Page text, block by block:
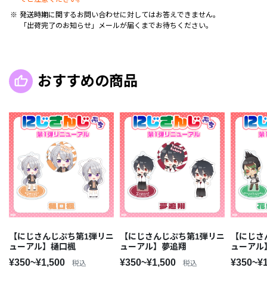
発送時期に関するお問い合わせに対してはお答えできません。
「出荷完了のお知らせ」メールが届くまでお待ちください。
おすすめの商品
【にじさんじぷち第1弾リニ
ューアル】樋口楓
¥350~¥1,500 税込
【にじさんじぷち第1弾リニ
ューアル】夢追翔
¥350~¥1,500 税込
【にじ
ューアル